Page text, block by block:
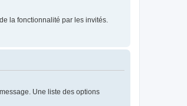
la fonctionnalité par les invités.
Une liste des options